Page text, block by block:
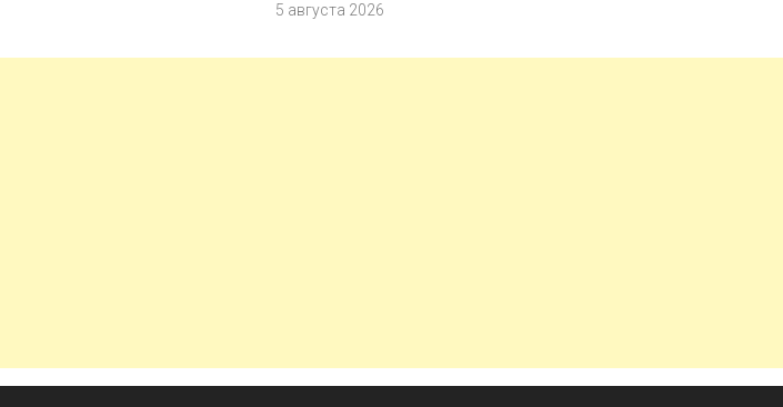
5 августа 2026